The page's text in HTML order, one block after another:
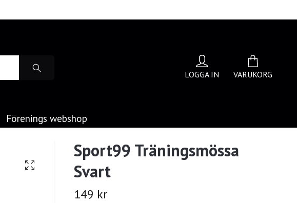
LOGGA IN VARUKORG
Förenings webshop
Sport99 Träningsmössa
Svart
149 kr